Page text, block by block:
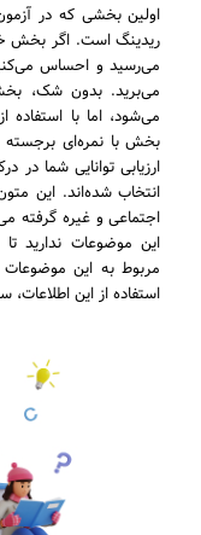
اولین بخشی که در
ریدینگ است. اگر بخش
می‌رسید و احساس
می‌برید. بدون شک،
می‌شود، اما با استفاده
بخش با نمره‌ای
ارزیابی توانایی شما
انتخاب شده‌اند. این
اجتماعی و غیره گرفته
این موضوعات ندارید
مربوط به این
استفاده از این اطلاعات،